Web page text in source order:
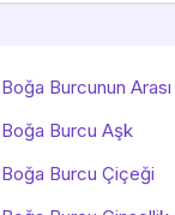
Boğa Burcunun
Boğa Burcu Aşk
Boğa Burcu Çiçeği